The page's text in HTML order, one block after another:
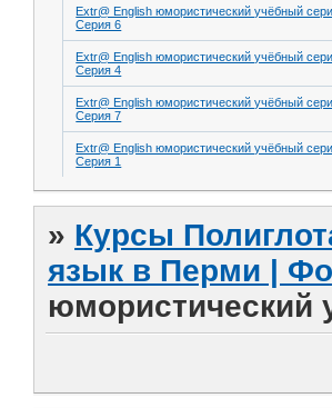
Extr@ English юмористический учёбный
Серия 6
Extr@ English юмористический учёбный
Серия 4
Extr@ English юмористический учёбный
Серия 7
Extr@ English юмористический учёбный
Серия 1
» Курсы
язык в Перми |
юмористический